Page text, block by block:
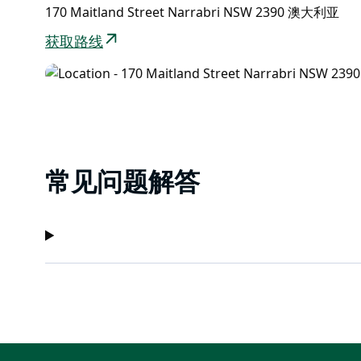
170 Maitland Street Narrabri NSW 2390 澳大利亚
获取路线
常见问题解答